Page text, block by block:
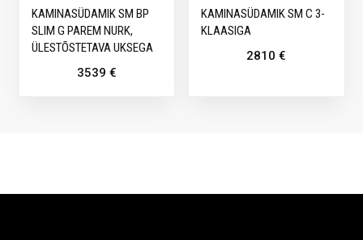
KAMINASÜDAMIK SM BP
SLIM G PAREM NURK,
ÜLESTÕSTETAVA UKSEGA
3539 €
KAMINASÜDAMIK SM C 3-
KLAASIGA
2810€